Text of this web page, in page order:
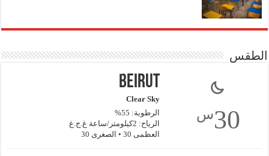
الطقس
30س
Beirut
Clear Sky
الرطوبة: 55%
الرياح: 2كيلومتر/ساعة غ.ج.غ
العظمى 30 • الصغرى 30